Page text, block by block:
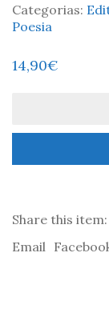
Categorias:
Poesia
14,90€
Dos
As
-
de
Share this item:
Email